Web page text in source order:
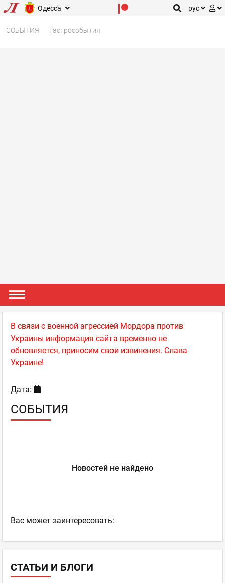
Одесса рус
СОБЫТИЯ Гастрособытия
СТАТЬИ И БЛОГИ
В связи с военной агрессией Мордора против
Украины информация сайта временно не
обновляется, приносим свои извинения. Слава
Украине!
Дата:
СОБЫТИЯ
Новостей не найдено
Ваc может заинтересовать: